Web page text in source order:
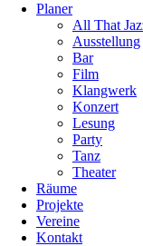
Planer
All That
Ausstellung
Bar
Film
Klangwerk
Konzert
Lesung
Party
Tanz
Theater
Räume
Projekte
Vereine
Kontakt